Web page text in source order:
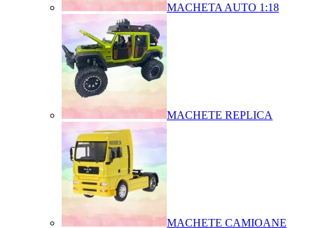
MACHETA AUTO 1:18
MACHETE REPLICA
MACHETE CAMIOANE